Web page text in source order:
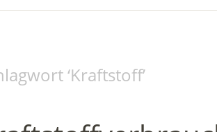
‘Kraftstoff’